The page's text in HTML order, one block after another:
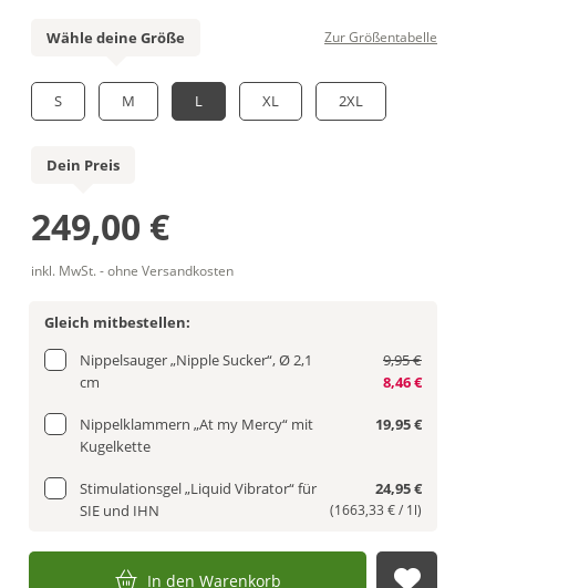
Wähle deine Größe
S M L XL 2XL
Zur Größentabelle
Dein Preis
249,00 €
inkl. MwSt. - ohne Versandkosten
Gleich mitbestellen:
Nippelsauger „Nipple Sucker“, Ø 2,1
cm
9,95 €
8,46 €
Nippelklammern „At my Mercy“ mit
Kugelkette
19,95 €
Stimulationsgel „Liquid Vibrator“ für
SIE und IHN
24,95 €
(1663,33 € / 1l)
In den Warenkorb